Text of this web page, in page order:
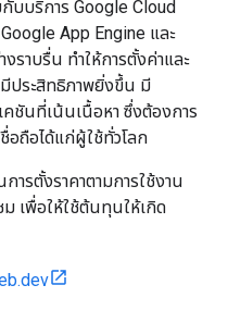
บบริการ Google Cloud
App Engine และ
ราบรื่น ทำให้การตั้งค่าและ
ประสิทธิภาพยิ่งขึ้น มี
คชันที่เน้นเนื้อหา ซึ่งต้องการ
ชื่อถือได้แก่ผู้ใช้ทั่วโลก
ารตั้งราคาตามการใช้งาน
ม เพื่อให้ใช้ต้นทุนให้เกิด